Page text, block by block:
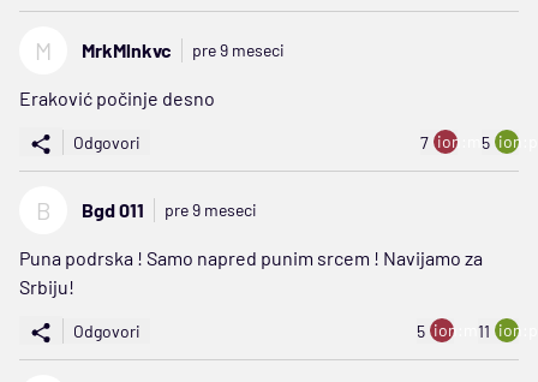
M MrkMlnkvc pre 9 meseci
Eraković počinje desno
Odgovori 7 ion:minus
5
B Bgd 011 pre 9 meseci
Puna podrska ! Samo napred punim srcem ! Navijamo za
Srbiju!
Odgovori 5 ion:minus
11